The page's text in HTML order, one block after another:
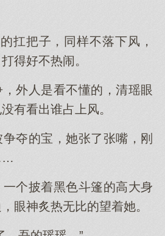
扛把子，同样不落下风，
得好不热闹。
外人是看不懂的，清瑶眼
有看出谁占上风。
夺的宝，她张了张嘴，刚
个披着黑色斗篷的高大身
眼神炙热无比的望着她。